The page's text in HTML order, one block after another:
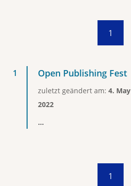
1
Open Publishing Fest
zuletzt geändert am: 4. May
2022
...
1